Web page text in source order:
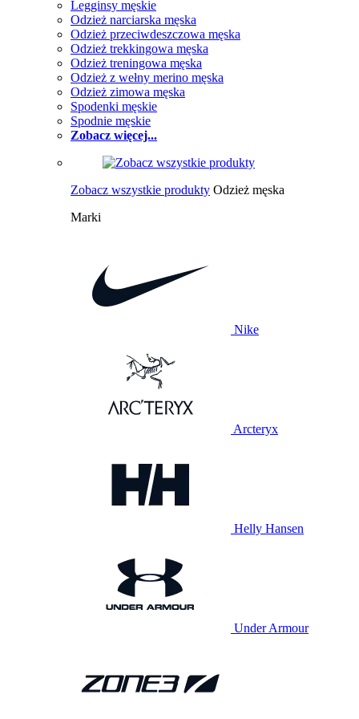
Legginsy męskie
Odzież narciarska męska
Odzież przeciwdeszczowa męska
Odzież trekkingowa męska
Odzież treningowa męska
Odzież z wełny merino męska
Odzież zimowa męska
Spodenki męskie
Spodnie męskie
Zobacz więcej...
Zobacz wszystkie produkty Odzież męska
Marki
Nike
Arcteryx
Helly Hansen
Under Armour